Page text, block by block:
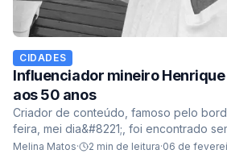
CIDADES
Influenciador mineiro
aos 50 anos
Criador de conteúdo, famoso pelo
feira, mei dia&#8221;, foi encontrado
aguarda perícia oficial, enquanto pr...
Melina Matos· 2 min de leitura·06 de